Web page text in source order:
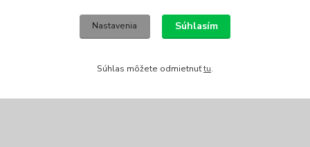
Po-Čt 7.00 - 16.00 hod. Pá 7.00 - 12.00 hod.
Nastavenia Súhlasím
Súhlas môžete odmietnuťtu.